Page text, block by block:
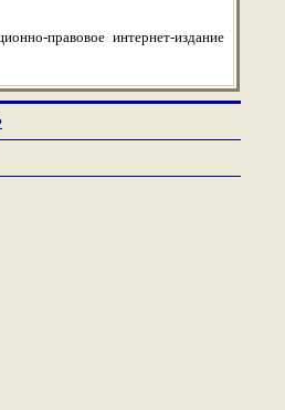
правовое интернет-издание